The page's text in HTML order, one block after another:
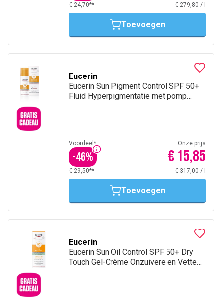
€ 24,70** € 279,80 /
Toevoegen
Eucerin
Eucerin Sun Pigment Control SPF 50+
Fluid Hyperpigmentatie met pomp
Voordeel*
-46%
Onze prijs
€ 15,85
€ 29,50** € 317,00 /
Toevoegen
Eucerin
Eucerin Sun Oil Control SPF 50+ Dry
Touch Gel-Crème Onzuivere en Vette